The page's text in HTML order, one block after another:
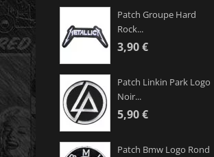
Patch Groupe Hard
Rock...
3,90 €
Patch Linkin Park Logo
Noir...
5,90 €
Patch Bmw Logo Rond